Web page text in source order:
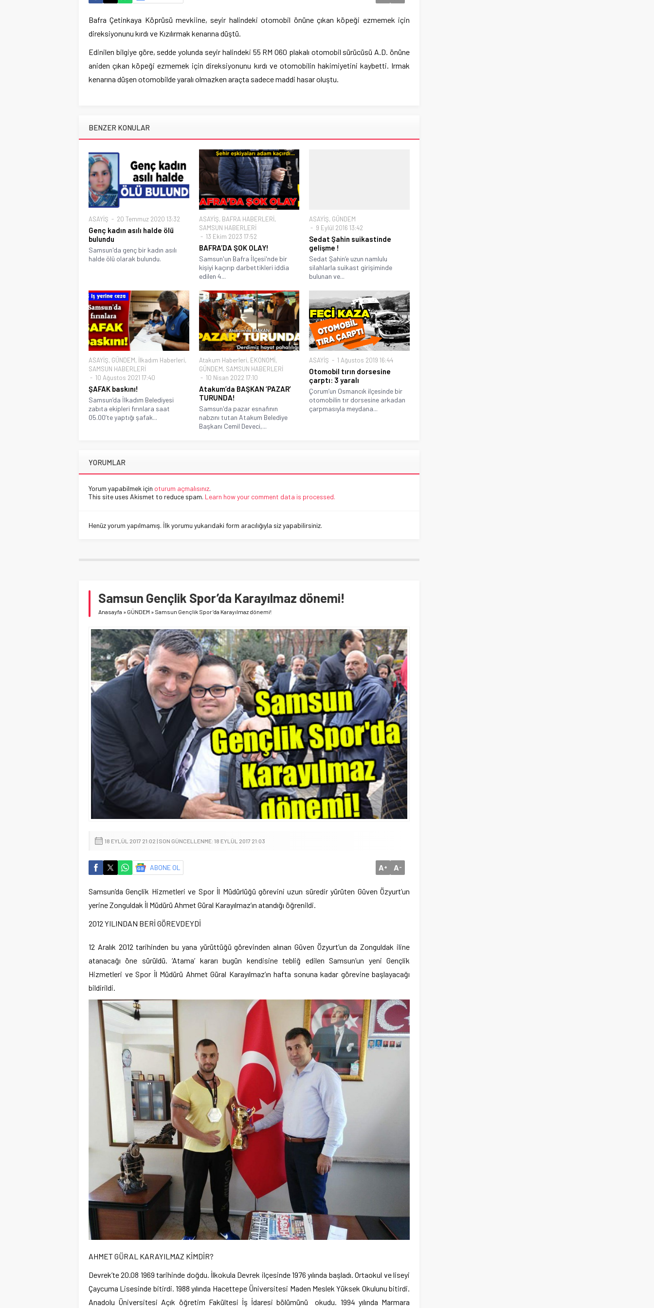
Bafra Çetinkaya Köprüsü mevkiine, seyir halindeki otomobil önüne çıkan köpeği ezmemek için
direksiyonunu kırdı ve Kızılırmak kenarına düştü.
Edinilen bilgiye göre, sedde yolunda seyir halindeki 55 RM 060 plakalı otomobil sürücüsü A.D. önüne
aniden çıkan köpeği ezmemek için direksiyonunu kırdı ve otomobilin hakimiyetini kaybetti. Irmak
kenarına düşen otomobilde yaralı olmazken araçta sadece maddi hasar oluştu.
BENZER KONULAR
ASAYİŞ 20 Temmuz 2020 13:32
Genç kadın asılı halde ölü
bulundu
Samsun'da genç bir kadın asılı
halde ölü olarak bulundu.
ASAYİŞ, BAFRA HABERLERİ,
SAMSUN HABERLERİ
13 Ekim 2023 17:52
BAFRA’DA ŞOK OLAY!
Samsun'un Bafra İlçesi'nde bir
kişiyi kaçırıp darbettikleri iddia
edilen 4...
ASAYİŞ, GÜNDEM
9 Eylül 2016 13:42
Sedat Şahin suikastinde
gelişme !
Sedat Şahin’e uzun namlulu
silahlarla suikast girişiminde
bulunan ve...
ASAYİŞ, GÜNDEM, İlkadım Haberleri,
SAMSUN HABERLERİ
10 Ağustos 2021 17:40
ŞAFAK baskını!
Samsun’da İlkadım Belediyesi
zabıta ekipleri fırınlara saat
05.00’te yaptığı şafak...
Atakum Haberleri, EKONOMİ,
GÜNDEM, SAMSUN HABERLERİ
10 Nisan 2022 17:10
Atakum’da BAŞKAN ‘PAZAR’
TURUNDA!
Samsun'da pazar esnafının
nabzını tutan Atakum Belediye
Başkanı Cemil Deveci,...
ASAYİŞ 1 Ağustos 2019 16:44
Otomobil tırın dorsesine
çarptı: 3 yaralı
Çorum’un Osmancık ilçesinde bir
otomobilin tır dorsesine arkadan
çarpmasıyla meydana...
YORUMLAR
Yorum yapabilmek için oturum açmalısınız.
This site uses Akismet to reduce spam. Learn how your comment data is processed.
Henüz yorum yapılmamış. İlk yorumu yukarıdaki form aracılığıyla siz yapabilirsiniz.
Samsun Gençlik Spor’da Karayılmaz dönemi!
Anasayfa » GÜNDEM » Samsun Gençlik Spor’da Karayılmaz dönemi!
18 EYLÜL 2017 21:02 | SON GÜNCELLENME: 18 EYLÜL 2017 21:03
ABONE OL A+ A-
Samsun’da Gençlik Hizmetleri ve Spor İl Müdürlüğü görevini uzun süredir yürüten Güven Özyurt’un
yerine Zonguldak İl Müdürü Ahmet Güral Karayılmaz’ın atandığı öğrenildi.
2012 YILINDAN BERİ GÖREVDEYDİ
12 Aralık 2012 tarihinden bu yana yürüttüğü görevinden alınan Güven Özyurt’un da Zonguldak iline
atanacağı öne sürüldü. ‘Atama’ kararı bugün kendisine tebliğ edilen Samsun’un yeni Gençlik
Hizmetleri ve Spor İl Müdürü Ahmet Güral Karayılmaz’ın hafta sonuna kadar görevine başlayacağı
bildirildi.
AHMET GÜRAL KARAYILMAZ KİMDİR?
Devrek’te 20.08 1969 tarihinde doğdu. İlkokula Devrek ilçesinde 1976 yılında başladı. Ortaokul ve liseyi
Çaycuma Lisesinde bitirdi. 1988 yılında Hacettepe Üniversitesi Maden Meslek Yüksek Okulunu bitirdi.
Anadolu Üniversitesi Açık öğretim Fakültesi İş İdaresi bölümünü okudu. 1994 yılında Marmara